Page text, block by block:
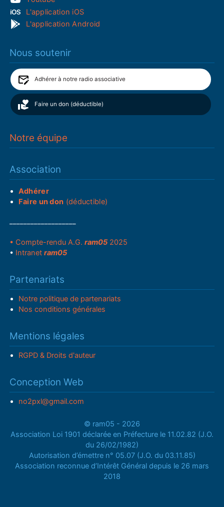
L'application iOS
L'application Android
Nous soutenir
Adhérer à notre radio associative
Faire un don (déductible)
Notre équipe
Association
Adhérer
Faire un don (déductible)
• Compte-rendu A.G.ram05 2025
• Intranetram05
Partenariats
Notre politique de partenariats
Nos conditions générales
Mentions légales
RGPD & Droits d'auteur
Conception Web
no2pxl@gmail.com
© ram05 - 2026
Association Loi 1901 déclarée en Préfecture le 11.02.82 (J.O.
du 26/02/1982)
Autorisation d’émettre n° 05.07 (J.O. du 03.11.85)
Association reconnue d’Intérêt Général depuis le 26 mars
2018